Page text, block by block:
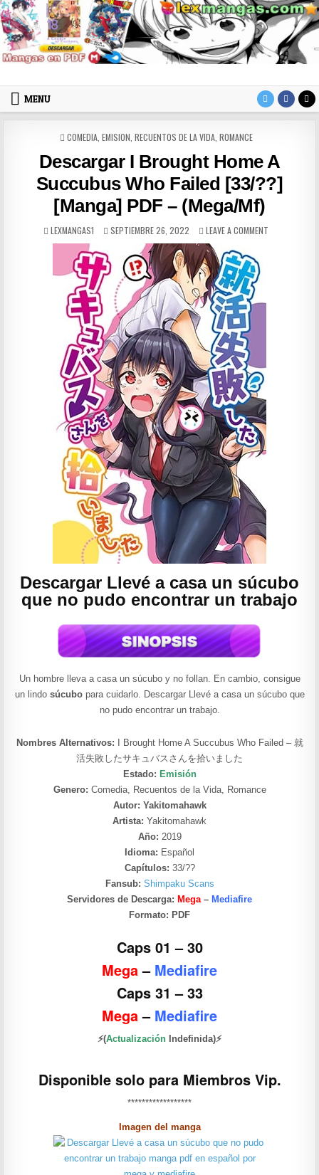
Skip to content
LexMangas
MENU
POSTED IN
COMEDIA, EMISION RECUENTOS DE LA VIDA, ROMANCE
Descargar I Brought Home A
Succubus Who Failed [33/??]
[Manga] PDF – (Mega/Mf)
AUTHOR:
LEXMANGAS1 PUBLISHED DATE:
SEPTIEMBRE 26, 2022 LEAVE A COMMENT
Descargar Llevé a casa un súcubo
que no pudo encontrar un trabajo
Un hombre lleva a casa un súcubo y no follan. En cambio, consigue
un lindo súcubopara cuidarlo. Descargar Llevé a casa un súcubo que
no pudo encontrar un trabajo.
Nombres Alternativos:
I Brought Home A Succubus Who Failed – 就
活失敗したサキュバスさんを拾いました
Estado: Emisión
Genero: Comedia, Recuentos de la Vida, Romance
Autor: Yakitomahawk
Artista: Yakitomahawk
Año: 2019
Idioma: Español
Capítulos: 33/??
Fansub: Shimpaku Scans
Servidores de Descarga: Mega– Mediafire
Formato: PDF
Caps 01 – 30
Mega– Mediafire
Caps 31 – 33
Mega– Mediafire
⚡(Actualización Indefinida)⚡
Disponible solo para Miembros Vip.
******************
Imagen del manga